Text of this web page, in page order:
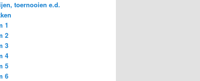
toernooien e.d.
1
2
3
4
5
6